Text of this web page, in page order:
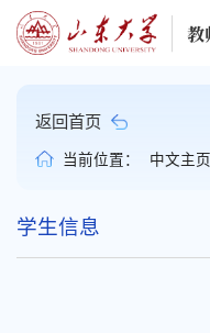
当前位置： 中文主页
返回首页
学生信息